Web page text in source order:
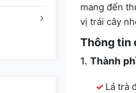
mang đến
vị trái cây
Thông tin
1. Thành
Lá trà